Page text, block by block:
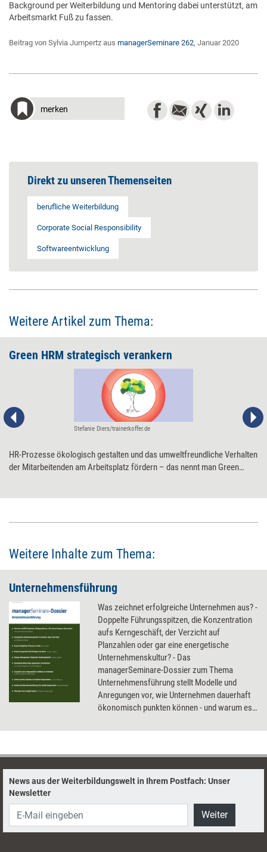
Background per Weiterbildung und Mentoring dabei unterstützt, am
Arbeitsmarkt Fuß zu fassen.
Beitrag von Sylvia Jumpertz aus managerSeminare 262, Januar 2020
merken
Direkt zu unseren Themenseiten
berufliche Weiterbildung
Corporate Social Responsibility
Softwareentwicklung
Weitere Artikel zum Thema:
Green HRM strategisch verankern
Stefanie Diers/trainerkoffer.de
HR-Prozesse ökologisch gestalten und das umweltfreundliche Verhalten
der Mitarbeitenden am Arbeitsplatz fördern – das nennt man Green
Weitere Inhalte zum Thema:
Unternehmensführung
Was zeichnet erfolgreiche Unternehmen aus? -
Doppelte Führungsspitzen, die Konzentration
aufs Kerngeschäft, der Verzicht auf
Planzahlen oder gar eine energetische
Unternehmenskultur? - Das
managerSeminare-Dossier zum Thema
Unternehmensführung stellt Modelle und
Anregungen vor, wie Unternehmen dauerhaft
ökonomisch punkten können - und warum es
der Internetkultur zu kopieren.
News aus der Weiterbildungswelt in Ihrem Postfach: Unser
Newsletter
Weiter